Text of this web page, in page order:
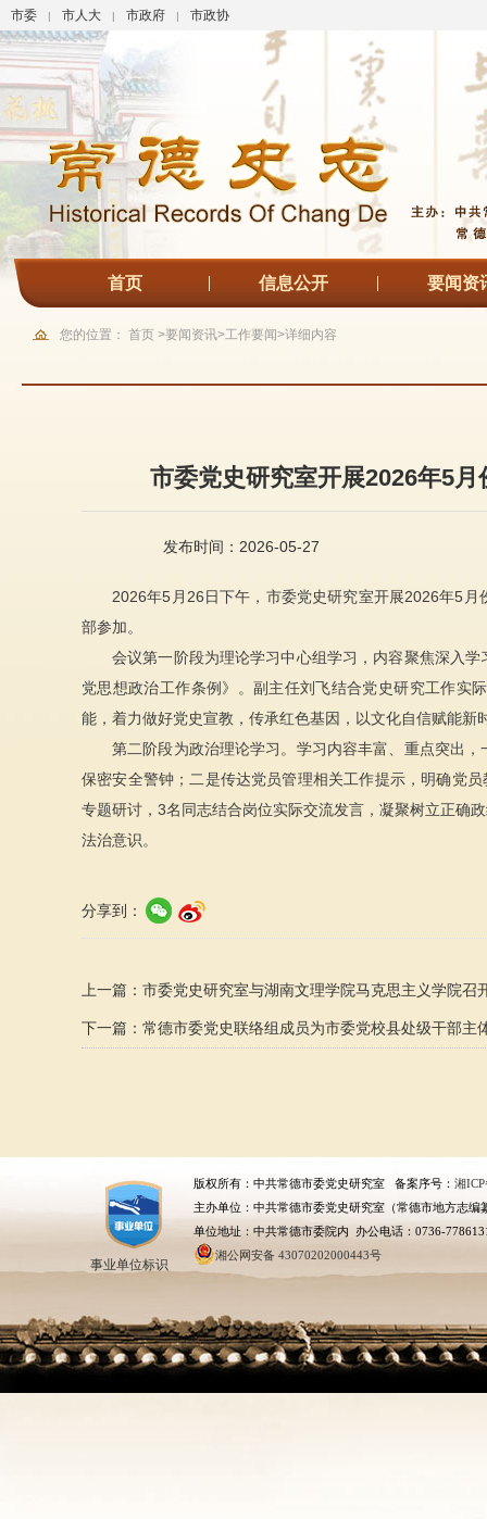
市委 | 市人大 | 市政府 | 市政协
首页 信息公开 要闻资
您的位置： 首页 >要闻资讯>工作要闻>详细内容
市委党史研究室开展2026年5
发布时间：2026-05-27
2026年5月26日下午，市委党史研究室开展2026年5
部参加。
会议第一阶段为理论学习中心组学习，内容聚焦深入
党思想政治工作条例》。副主任刘飞结合党史研究工作实
能，着力做好党史宣教，传承红色基因，以文化自信赋能新
第二阶段为政治理论学习。学习内容丰富、重点突出
保密安全警钟；二是传达党员管理相关工作提示，明确党
专题研讨，3名同志结合岗位实际交流发言，凝聚树立正确
法治意识。
分享到：
上一篇： 市委党史研究室与湖南文理学院马克思主义学院召
下一篇： 常德市委党史联络组成员为市委党校县处级干部主
事业单位标识
版权所有：中共常德市委党史研究室 备案序号： 湘
主办单位：中共常德市委党史研究室（常德市地方志
单位地址：中共常德市委院内 办公电话：0736-
湘公网安备 43070202000443号